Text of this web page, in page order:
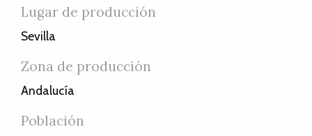
Lugar de producción
Sevilla
Zona de producción
Andalucía
Población